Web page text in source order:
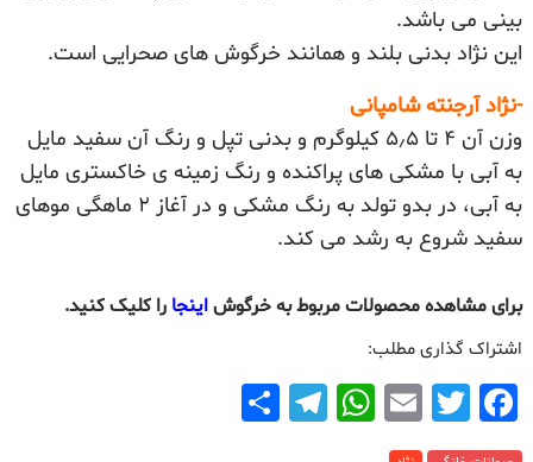
بینی می باشد.
این نژاد بدنی بلند و همانند خرگوش های صحرایی است.
-نژاد آرجنته شامپانی
وزن آن ۴ تا ۵٫۵ کیلوگرم و بدنی تپل و رنگ آن سفید مایل
به آبی با مشکی های پراکنده و رنگ زمینه ی خاکستری مایل
به آبی، در بدو تولد به رنگ مشکی و در آغاز ۲ ماهگی موهای
سفید شروع به رشد می کند.
برای مشاهده محصولات مربوط به خرگوش اینجا را کلیک کنید.
اشتراک گذاری مطلب:
F
a
T
wi
E
W
T